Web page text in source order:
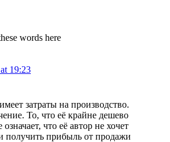
words here
19:23
затраты на производство.
То, что её крайне дешево
что её автор не хочет
получить прибыль от продажи